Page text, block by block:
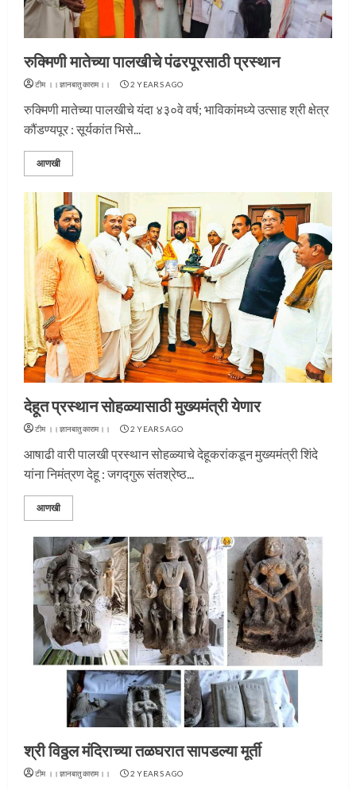
रुक्मिणी मातेच्या पालखीचे पंढरपूरसाठी प्रस्थान
टीम ।।ज्ञानबातुकाराम।। 2 YEARS AGO
रुक्मिणी मातेच्या पालखीचे यंदा ४३०वे वर्ष; भाविकांमध्ये उत्साह श्री क्षेत्र
कौंडण्यपूर : सूर्यकांत भिसे...
आणखी
देहूत प्रस्थान सोहळ्यासाठी मुख्यमंत्री येणार
टीम ।।ज्ञानबातुकाराम।। 2 YEARS AGO
आषाढी वारी पालखी प्रस्थान सोहळ्याचे देहूकरांकडून मुख्यमंत्री शिंदे
यांना निमंत्रण देहू : जगद्गुरू संतश्रेष्ठ...
आणखी
श्री विठ्ठल मंदिराच्या तळघरात सापडल्या मूर्ती
टीम ।।ज्ञानबातुकाराम।। 2 YEARS AGO